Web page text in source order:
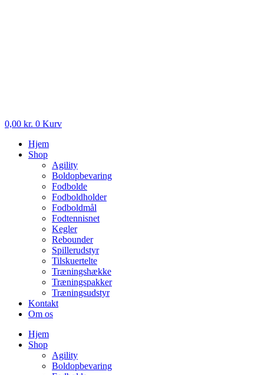
0,00 kr. 0 Kurv
Hjem
Shop
Agility
Boldopbevaring
Fodbolde
Fodboldholder
Fodboldmål
Fodtennisnet
Kegler
Rebounder
Spillerudstyr
Tilskuertelte
Træningshække
Træningspakker
Træningsudstyr
Kontakt
Om os
Hjem
Shop
Agility
Boldopbevaring